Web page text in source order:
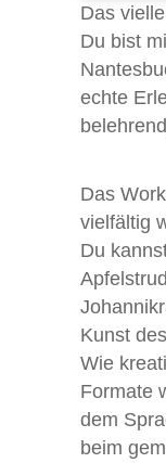
Das
Du bist
echte
Das
vielfältig
Du
Kunst
Wie
Formate
dem
beim